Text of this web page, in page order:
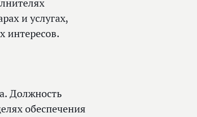
и услугах,
интересов.
Должность
обеспечения